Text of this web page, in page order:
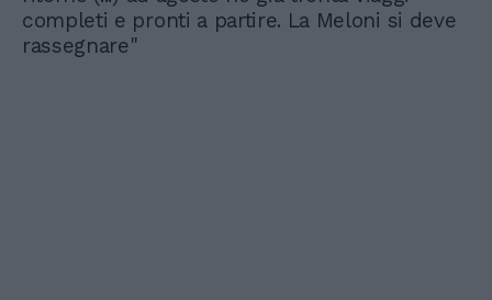
completi e pronti a partire. La Meloni si deve
rassegnare"